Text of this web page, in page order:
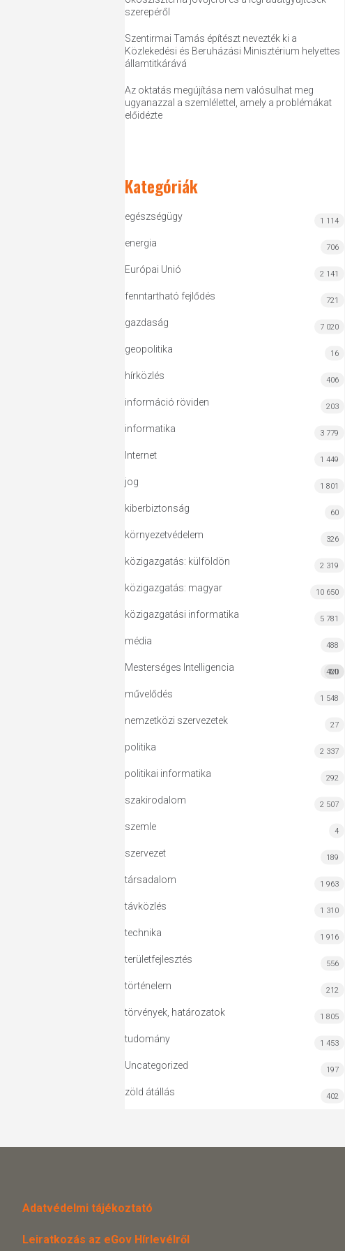
szerepéről
Szentirmai Tamás építészt nevezték ki a
Közlekedési és Beruházási Minisztérium helyettes
államtitkárává
Az oktatás megújítása nem valósulhat meg
ugyanazzal a szemlélettel, amely a problémákat
előidézte
Kategóriák
egészségügy 1 114
energia 706
Európai Unió 2 141
fenntartható fejlődés 721
gazdaság 7 020
geopolitika 16
hírközlés 406
információ röviden 203
informatika 3 779
Internet 1 449
jog 1 801
kiberbiztonság 60
környezetvédelem 326
közigazgatás: külföldön 2 319
közigazgatás: magyar 10 650
közigazgatási informatika 5 781
média 488
Mesterséges Intelligencia MI
420
művelődés 1 548
nemzetközi szervezetek 27
politika 2 337
politikai informatika 292
szakirodalom 2 507
szemle 4
szervezet 189
társadalom 1 963
távközlés 1 310
technika 1 916
területfejlesztés 556
történelem 212
törvények, határozatok 1 805
tudomány 1 453
Uncategorized 197
zöld átállás 402
Adatvédelmi tájékoztató
Leiratkozás az eGov Hírlevélről